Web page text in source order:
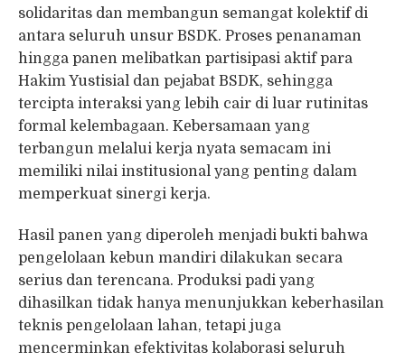
solidaritas dan membangun semangat kolektif di
antara seluruh unsur BSDK. Proses penanaman
hingga panen melibatkan partisipasi aktif para
Hakim Yustisial dan pejabat BSDK, sehingga
tercipta interaksi yang lebih cair di luar rutinitas
formal kelembagaan. Kebersamaan yang
terbangun melalui kerja nyata semacam ini
memiliki nilai institusional yang penting dalam
memperkuat sinergi kerja.
Hasil panen yang diperoleh menjadi bukti bahwa
pengelolaan kebun mandiri dilakukan secara
serius dan terencana. Produksi padi yang
dihasilkan tidak hanya menunjukkan keberhasilan
teknis pengelolaan lahan, tetapi juga
mencerminkan efektivitas kolaborasi seluruh